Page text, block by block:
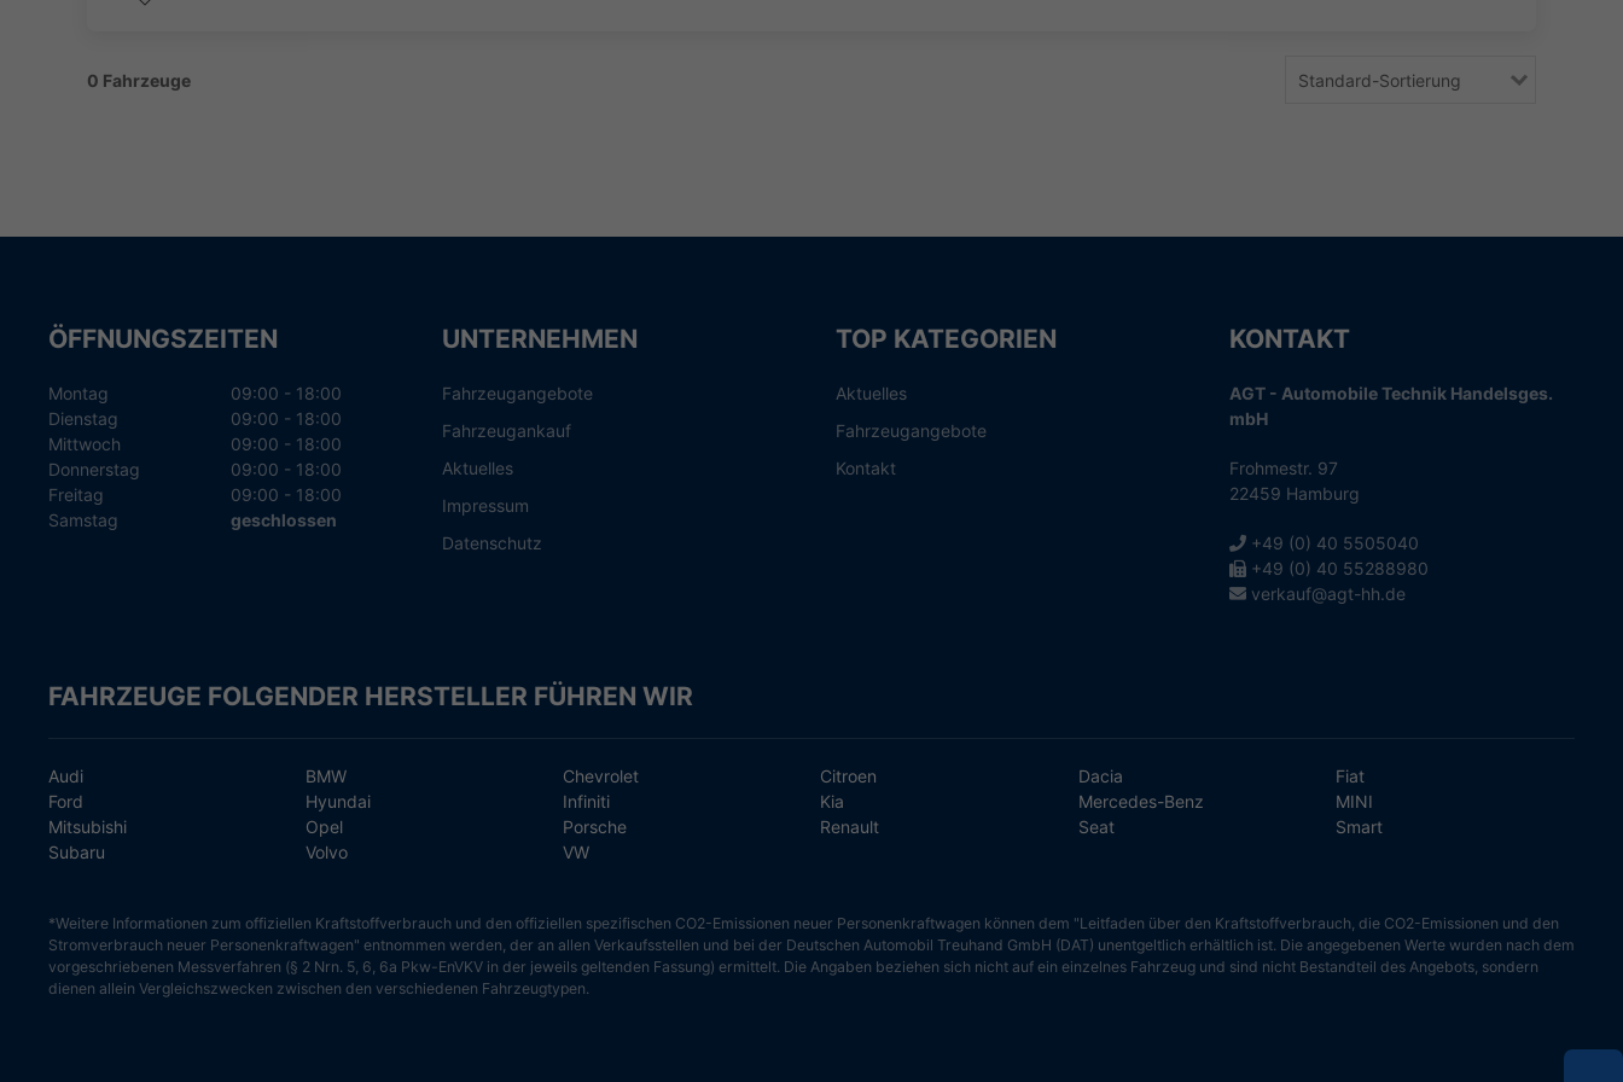
0 Fahrzeuge Standard-Sortierung
ÖFFNUNGSZEITEN
Montag
09:00 - 18:00
Dienstag
09:00 - 18:00
Mittwoch
09:00 - 18:00
Donnerstag
09:00 - 18:00
Freitag
09:00 - 18:00
Samstag
geschlossen
UNTERNEHMEN
Fahrzeugangebote
Fahrzeugankauf
Aktuelles
Impressum
Datenschutz
TOP KATEGORIEN
Aktuelles
Fahrzeugangebote
Kontakt
KONTAKT
AGT - Automobile Technik Handelsges.
mbH
Frohmestr. 97
22459 Hamburg
+49 (0) 40 5505040
+49 (0) 40 55288980
verkauf@agt-hh.de
FAHRZEUGE FOLGENDER HERSTELLER FÜHREN WIR
Audi BMW Chevrolet Citroen Dacia
Fiat
Ford
Hyundai Infiniti Kia Mercedes-Benz
MINI
Mitsubishi
Opel Porsche Renault Seat
Smart
Subaru
Volvo VW
*Weitere Informationen zum offiziellen Kraftstoffverbrauch und den offiziellen spezifischen CO2-Emissionen neuer Personenkraftwagen können dem "Leitfaden über den Kraftstoffverbrauch, die CO2-Emissionen und den
Stromverbrauch neuer Personenkraftwagen" entnommen werden, der an allen Verkaufsstellen und bei der Deutschen Automobil Treuhand GmbH (DAT) unentgeltlich erhältlich ist. Die angegebenen Werte wurden nach dem
vorgeschriebenen Messverfahren (§ 2 Nrn. 5, 6, 6a Pkw-EnVKV in der jeweils geltenden Fassung) ermittelt. Die Angaben beziehen sich nicht auf ein einzelnes Fahrzeug und sind nicht Bestandteil des Angebots, sondern
dienen allein Vergleichszwecken zwischen den verschiedenen Fahrzeugtypen.